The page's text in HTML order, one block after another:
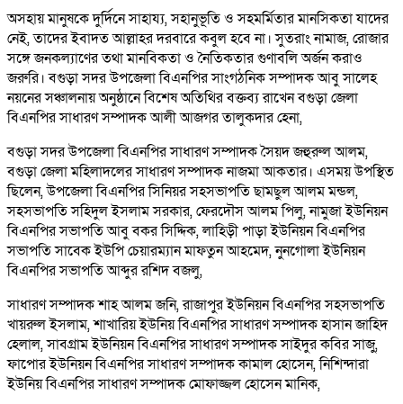
অসহায় মানুষকে দুর্দিনে সাহায্য, সহানুভূতি ও সহমর্মিতার মানসিকতা যাদের
নেই, তাদের ইবাদত আল্লাহর দরবারে কবুল হবে না। সুতরাং নামাজ, রোজার
সঙ্গে জনকল্যাণের তথা মানবিকতা ও নৈতিকতার গুণাবলি অর্জন করাও
জরুরি। বগুড়া সদর উপজেলা বিএনপির সাংগঠনিক সম্পাদক আবু সালেহ
নয়নের সঞ্চালনায় অনুষ্ঠানে বিশেষ অতিথির বক্তব্য রাখেন বগুড়া জেলা
বিএনপির সাধারণ সম্পাদক আলী আজগর তালুকদার হেনা,
বগুড়া সদর উপজেলা বিএনপির সাধারণ সম্পাদক সৈয়দ জহুরুল আলম,
বগুড়া জেলা মহিলাদলের সাধারণ সম্পাদক নাজমা আকতার। এসময় উপস্থিত
ছিলেন, উপজেলা বিএনপির সিনিয়র সহসভাপতি ছামছুল আলম মন্ডল,
সহসভাপতি সহিদুল ইসলাম সরকার, ফেরদৌস আলম পিলু, নামুজা ইউনিয়ন
বিএনপির সভাপতি আবু বকর সিদ্দিক, লাহিড়ী পাড়া ইউনিয়ন বিএনপির
সভাপতি সাবেক ইউপি চেয়ারম্যান মাফতুন আহমেদ, নুনগোলা ইউনিয়ন
বিএনপির সভাপতি আব্দুর রশিদ বজলু,
সাধারণ সম্পাদক শাহ আলম জনি, রাজাপুর ইউনিয়ন বিএনপির সহসভাপতি
খায়রুল ইসলাম, শাখারিয় ইউনিয় বিএনপির সাধারণ সম্পাদক হাসান জাহিদ
হেলাল, সাবগ্রাম ইউনিয়ন বিএনপির সাধারণ সম্পাদক সাইদুর কবির সাজু,
ফাপোর ইউনিয়ন বিএনপির সাধারণ সম্পাদক কামাল হোসেন, নিশিন্দারা
ইউনিয় বিএনপির সাধারণ সম্পাদক মোফাজ্জল হোসেন মানিক,